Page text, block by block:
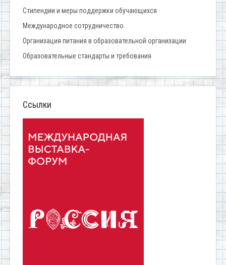
Стипендии и меры поддержки обучающихся
Международное сотрудничество
Организация питания в образовательной организации
Образовательные стандарты и требования
Ссылки